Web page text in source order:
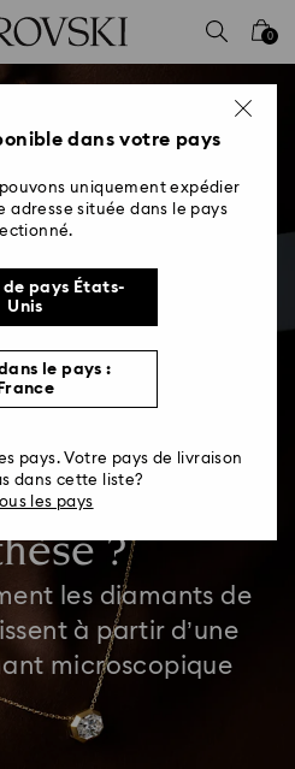
0
fabriqués
de
?
les diamants de
à partir d’une
microscopique
dans votre pays
uniquement expédier
adresse située dans le pays
pays États-
Unis
le pays :
France
pays. Votre pays de livraison
dans cette liste?
les pays